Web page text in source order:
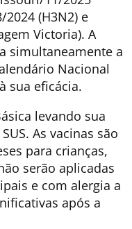
2024 (H3N2) e
Victoria). A
simultaneamente a
Nacional
sua eficácia.
levando sua
As vacinas são
para crianças,
serão aplicadas
e com alergia a
após a